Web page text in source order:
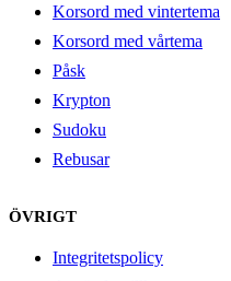
Korsord med vintertema
Korsord med vårtema
Påsk
Krypton
Sudoku
Rebusar
ÖVRIGT
Integritetspolicy